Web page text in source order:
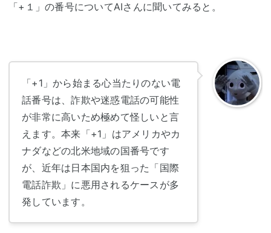
「+１」の番号についてAIさんに聞いてみると。
「+1」から始まる心当たりのない電
話番号は、詐欺や迷惑電話の可能性
が非常に高いため極めて怪しいと言
えます。本来「+1」はアメリカやカ
ナダなどの北米地域の国番号です
が、近年は日本国内を狙った「国際
電話詐欺」に悪用されるケースが多
発しています。